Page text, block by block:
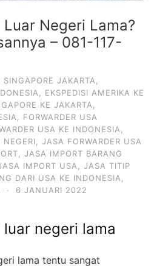
Negeri Lama?
– 081-117-
SINGAPORE JAKARTA
EKSPEDISI AMERIKA KE
KE JAKARTA
FORWARDER USA
USA KE INDONESIA
JASA FORWARDER USA
JASA IMPORT BARANG
IMPORT USA
JASA TITIP
DARI USA KE INDONESIA
· 6 JANUARI 2022
negeri lama
lama tentu sangat